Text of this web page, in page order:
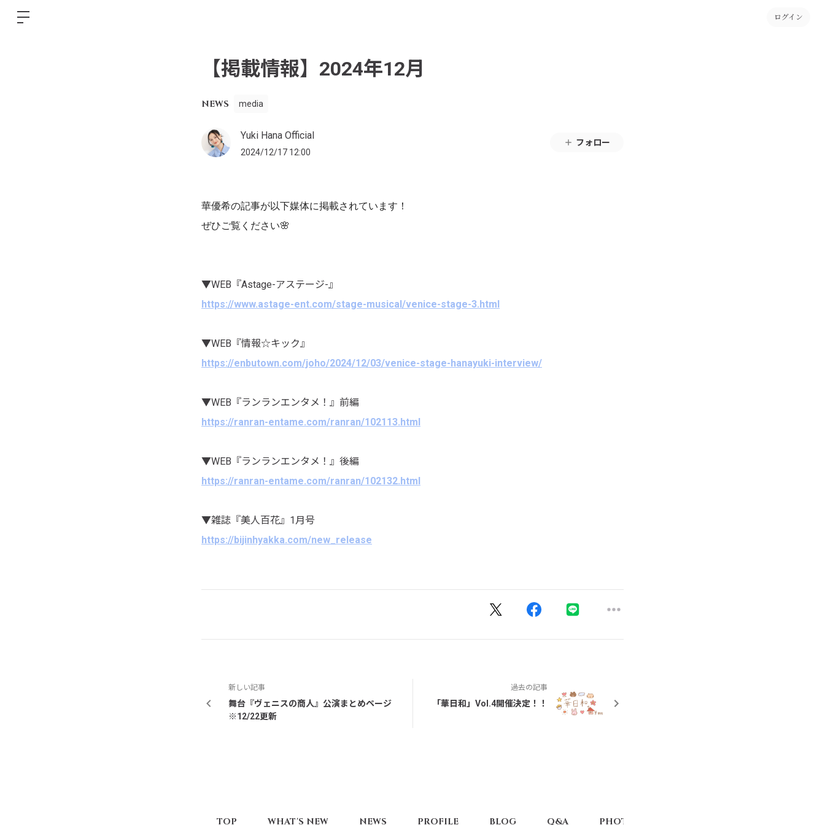
ログイン
【掲載情報】2024年12月
NEWS media
Yuki Hana Official
2024/12/17 12:00
フォロー
華優希の記事が以下媒体に掲載されています！
ぜひご覧ください🌸
▼WEB『Astage-アステージ-』
https://www.astage-ent.com/stage-musical/venice-stage-3.html
▼WEB『情報☆キック』
https://enbutown.com/joho/2024/12/03/venice-stage-hanayuki-interview/
▼WEB『ランランエンタメ！』前編
https://ranran-entame.com/ranran/102113.html
▼WEB『ランランエンタメ！』後編
https://ranran-entame.com/ranran/102132.html
▼雑誌『美人百花』1月号
https://bijinhyakka.com/new_release
新しい記事
舞台『ヴェニスの商人』公演まとめページ
※12/22更新
過去の記事
「華日和」Vol.4開催決定！！
TOP WHAT'S NEW NEWS PROFILE BLOG Q&A PHOTO